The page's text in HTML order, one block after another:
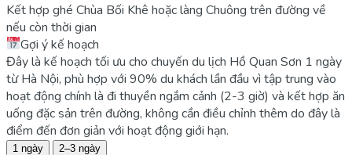
Kết hợp ghé Chùa Bối Khê hoặc làng Chuông trên đường về
nếu còn thời gian
Gợi ý kế hoạch
Đây là kế hoạch tối ưu cho chuyến du lịch Hồ Quan Sơn 1 ngày
từ Hà Nội, phù hợp với 90% du khách lần đầu vì tập trung vào
hoạt động chính là đi thuyền ngắm cảnh (2-3 giờ) và kết hợp ăn
uống đặc sản trên đường, không cần điều chỉnh thêm do đây là
điểm đến đơn giản với hoạt động giới hạn.
1 ngày 2–3 ngày